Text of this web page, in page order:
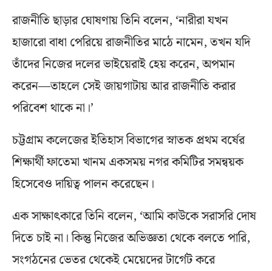
রাজনীতি ছাড়ার ঘোষণায় তিনি বলেন, ‘নারীরা যখন
হাজারো বাধা পেরিয়ে রাজনীতির মাঠে নামেন, তখন যদি
তাঁদের নিজের দলের ভাইয়েরাই হেয় করেন, অপমান
করেন—তাহলে সেই জায়গাটায় আর রাজনীতি করার
পরিবেশ থাকে না।’
চট্টগ্রাম কলেজের ইতিহাস বিভাগের স্নাতক প্রথম বর্ষের
শিক্ষার্থী ফাতেমা খানম একসময় নগর কমিটির সমন্বয়ক
হিসেবেও দায়িত্ব পালন করেছেন।
এক সাক্ষাৎকারে তিনি বলেন, ‘আমি কাউকে সরাসরি দোষ
দিতে চাই না। কিন্তু নিজের অভিজ্ঞতা থেকে বলতে পারি,
সংগঠনের ভেতর থেকেই মেয়েদের টার্গেট করে